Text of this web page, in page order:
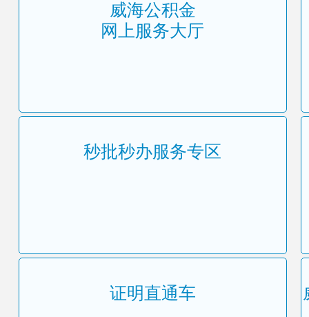
威海公积金
网上服务大厅
秒批秒办服务专区
证明直通车